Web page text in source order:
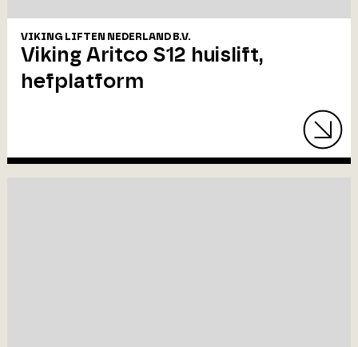
VIKING LIFTEN NEDERLAND B.V.
Viking Aritco S12 huislift,
hefplatform